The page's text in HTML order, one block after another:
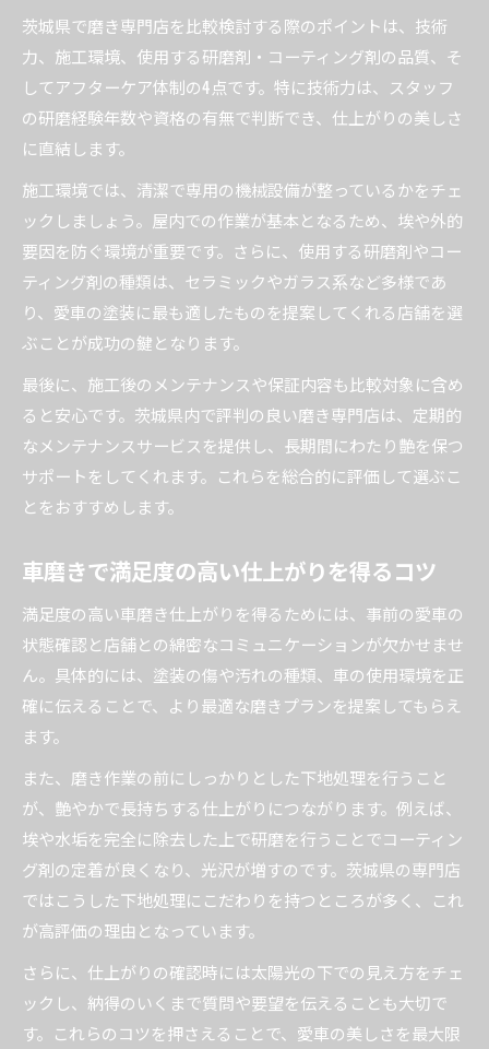
茨城県で磨き専門店を比較検討する際のポイントは、技術
力、施工環境、使用する研磨剤・コーティング剤の品質、そ
してアフターケア体制の4点です。特に技術力は、スタッフ
の研磨経験年数や資格の有無で判断でき、仕上がりの美しさ
に直結します。
施工環境では、清潔で専用の機械設備が整っているかをチェ
ックしましょう。屋内での作業が基本となるため、埃や外的
要因を防ぐ環境が重要です。さらに、使用する研磨剤やコー
ティング剤の種類は、セラミックやガラス系など多様であ
り、愛車の塗装に最も適したものを提案してくれる店舗を選
ぶことが成功の鍵となります。
最後に、施工後のメンテナンスや保証内容も比較対象に含め
ると安心です。茨城県内で評判の良い磨き専門店は、定期的
なメンテナンスサービスを提供し、長期間にわたり艶を保つ
サポートをしてくれます。これらを総合的に評価して選ぶこ
とをおすすめします。
車磨きで満足度の高い仕上がりを得るコツ
満足度の高い車磨き仕上がりを得るためには、事前の愛車の
状態確認と店舗との綿密なコミュニケーションが欠かせませ
ん。具体的には、塗装の傷や汚れの種類、車の使用環境を正
確に伝えることで、より最適な磨きプランを提案してもらえ
ます。
また、磨き作業の前にしっかりとした下地処理を行うこと
が、艶やかで長持ちする仕上がりにつながります。例えば、
埃や水垢を完全に除去した上で研磨を行うことでコーティン
グ剤の定着が良くなり、光沢が増すのです。茨城県の専門店
ではこうした下地処理にこだわりを持つところが多く、これ
が高評価の理由となっています。
さらに、仕上がりの確認時には太陽光の下での見え方をチェ
ックし、納得のいくまで質問や要望を伝えることも大切で
す。これらのコツを押さえることで、愛車の美しさを最大限